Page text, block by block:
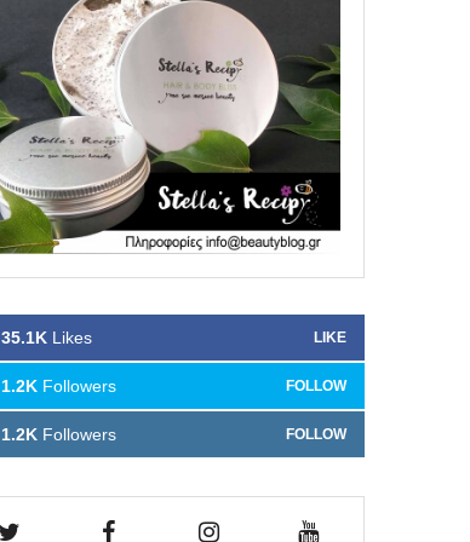
35.1K Likes LIKE
1.2K Followers FOLLOW
1.2K Followers FOLLOW